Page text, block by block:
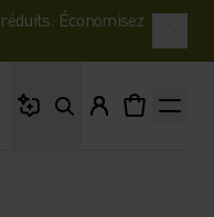
Économisez